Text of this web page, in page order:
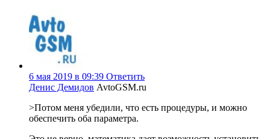
6 мая 2019 в 09:39 Ответить
Денис Демидов AvtoGSM.ru
>Потом меня убедили, что есть процедуры, и можно
обеспечить оба параметра.